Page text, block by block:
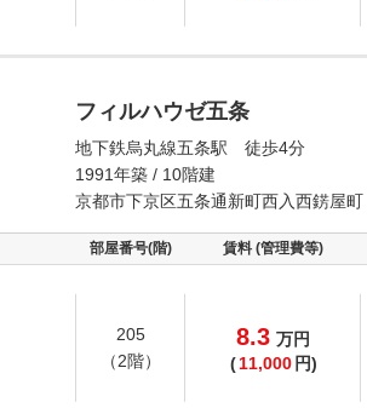
フィルハウゼ五条
地下鉄烏丸線五条駅 徒歩4分
1991年築 / 10階建
京都市下京区五条通新町西入西錺屋町
部屋番号(階) 賃料 (管理費等)
205
（2階）
8.3 万円
(11,000 円)